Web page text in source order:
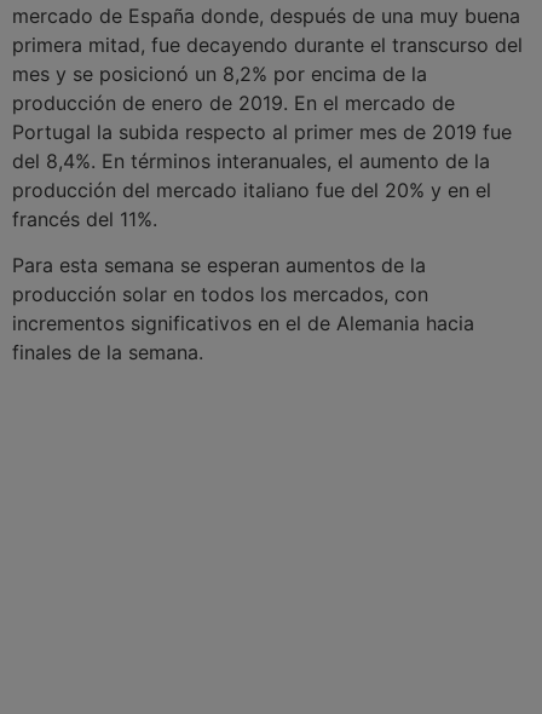
mercado de España donde, después de una muy buena
primera mitad, fue decayendo durante el transcurso del
mes y se posicionó un 8,2% por encima de la
producción de enero de 2019. En el mercado de
Portugal la subida respecto al primer mes de 2019 fue
del 8,4%. En términos interanuales, el aumento de la
producción del mercado italiano fue del 20% y en el
francés del 11%.
Para esta semana se esperan aumentos de la
producción solar en todos los mercados, con
incrementos significativos en el de Alemania hacia
finales de la semana.